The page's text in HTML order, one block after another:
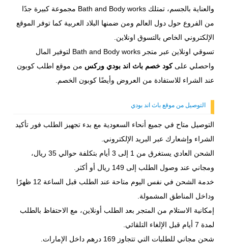
والعناية بالجسم، تمتلك Bath and Body works مجموعة كبيرة جدًا
من الفروع حول دول العالم ومن ضمنها البلاد العربية كما توفر الموقع
الإلكتروني الخاص بالتسوق اونلاين.
تسوقي اونلاين عبر متجر Bath and Body works لتوفير المال
واحصلي علىكود خصم باث اند بودي وركس من موقع اطلب كوبون
عند الشراء للاستفادة من العروض وأيضًا كوبون الخصم.
التوصيل من موقع باث اند بودي
التوصيل متاح في جميع أنحاء السعودية مع بدء تجهيز الطلب فور تأكيد
الشراء وإشعارك عبر البريد الإلكتروني.
الشحن العادي يستغرق من 1 إلى 3 أيام بتكلفة حوالي 35 ريال،
ومجاني عند وصول الطلب إلى 149 ريال أو أكثر.
خدمة الشحن في نفس اليوم متاحة عند الطلب قبل الساعة 12 ظهرًا
وداخل المناطق المشمولة.
إمكانية الاستلام من المتجر بعد الطلب أونلاين، مع الاحتفاظ بالطلب
لمدة 7 أيام قبل الإلغاء التلقائي.
شحن مجاني للطلبات التي تتجاوز 169 درهم داخل الإمارات.